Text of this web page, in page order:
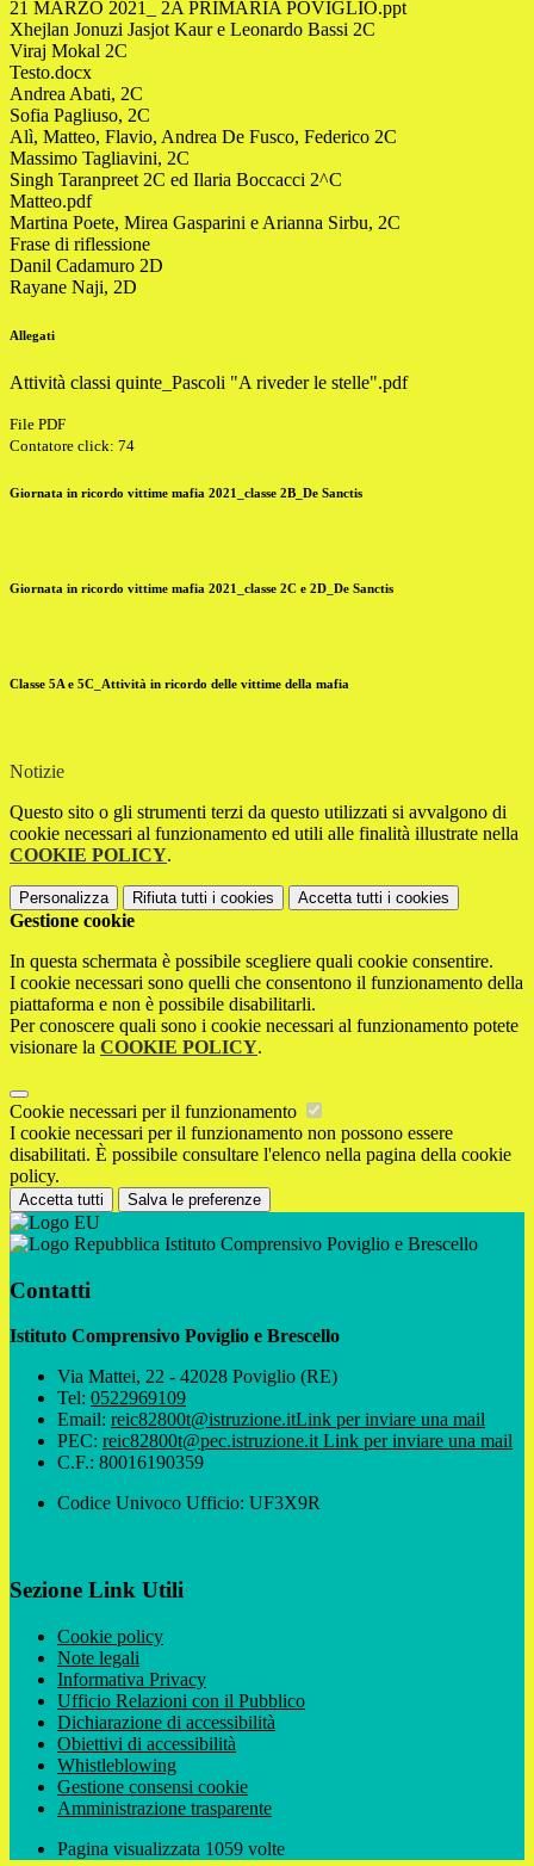
21 MARZO 2021_ 2A PRIMARIA POVIGLIO.ppt
Xhejlan Jonuzi Jasjot Kaur e Leonardo Bassi 2C
Viraj Mokal 2C
Testo.docx
Andrea Abati, 2C
Sofia Pagliuso, 2C
Alì, Matteo, Flavio, Andrea De Fusco, Federico 2C
Massimo Tagliavini, 2C
Singh Taranpreet 2C ed Ilaria Boccacci 2^C
Matteo.pdf
Martina Poete, Mirea Gasparini e Arianna Sirbu, 2C
Frase di riflessione
Danil Cadamuro 2D
Rayane Naji, 2D
Allegati
Attività classi quinte_Pascoli "A riveder le stelle".pdf
File PDF
Contatore click: 74
Giornata in ricordo vittime mafia 2021_classe 2B_De Sanctis
Giornata in ricordo vittime mafia 2021_classe 2C e 2D_De Sanctis
Classe 5A e 5C_Attività in ricordo delle vittime della mafia
Notizie
Questo sito o gli strumenti terzi da questo utilizzati si avvalgono di
cookie necessari al funzionamento ed utili alle finalità illustrate nella
COOKIE POLICY.
Personalizza Rifiuta tutti i cookies Accetta tutti i cookies
Gestione cookie
In questa schermata è possibile scegliere quali cookie consentire.
I cookie necessari sono quelli che consentono il funzionamento della
piattaforma e non è possibile disabilitarli.
Per conoscere quali sono i cookie necessari al funzionamento potete
visionare la COOKIE POLICY.
Cookie necessari per il funzionamento
I cookie necessari per il funzionamento non possono essere
disabilitati. È possibile consultare l'elenco nella pagina della cookie
policy.
Accetta tutti Salva le preferenze
Istituto Comprensivo Poviglio e Brescello
Contatti
Istituto Comprensivo Poviglio e Brescello
Via Mattei, 22 - 42028 Poviglio (RE)
Tel: 0522969109
Email: reic82800t@istruzione.itLink per inviare una mail
PEC: reic82800t@pec.istruzione.itLink per inviare una mail
C.F.: 80016190359
Codice Univoco Ufficio: UF3X9R
Sezione Link Utili
Cookie policy
Note legali
Informativa Privacy
Ufficio Relazioni con il Pubblico
Dichiarazione di accessibilità
Obiettivi di accessibilità
Whistleblowing
Gestione consensi cookie
Amministrazione trasparente
Pagina visualizzata 1059 volte